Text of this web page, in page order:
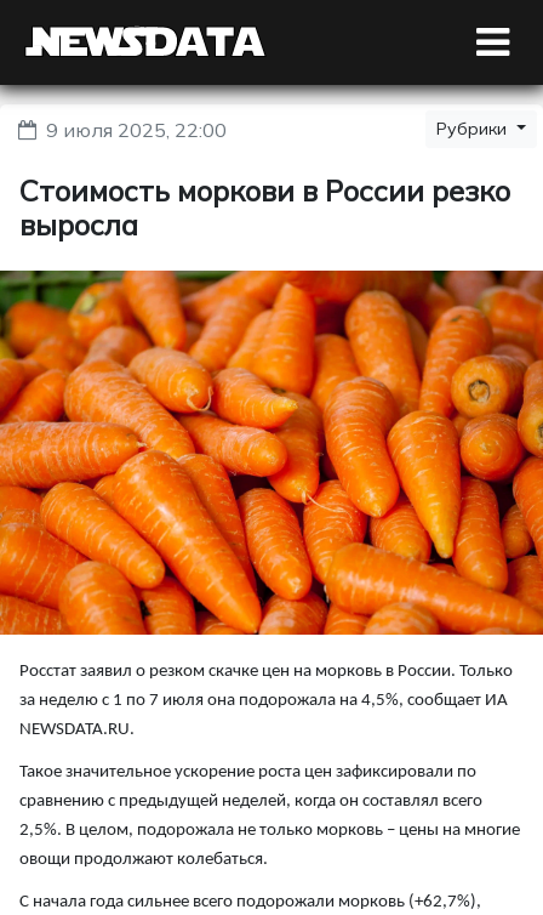
9 июля 2025, 22:00 Рубрики
Стоимость моркови в России резко
выросла
Росстат заявил о резком скачке цен на морковь в России. Только
за неделю с 1 по 7 июля она подорожала на 4,5%, сообщает ИА
NEWSDATA.RU.
Такое значительное ускорение роста цен зафиксировали по
сравнению с предыдущей неделей, когда он составлял всего
2,5%. В целом, подорожала не только морковь – цены на многие
овощи продолжают колебаться.
С начала года сильнее всего подорожали морковь (+62,7%),